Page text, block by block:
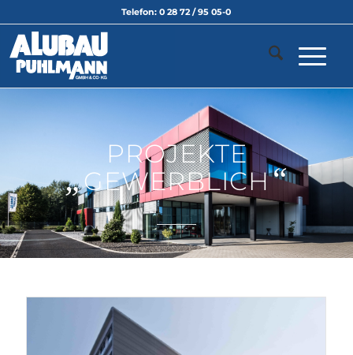
Telefon: 0 28 72 / 95 05-0
PROJEKTE
„GEWERBLICH“